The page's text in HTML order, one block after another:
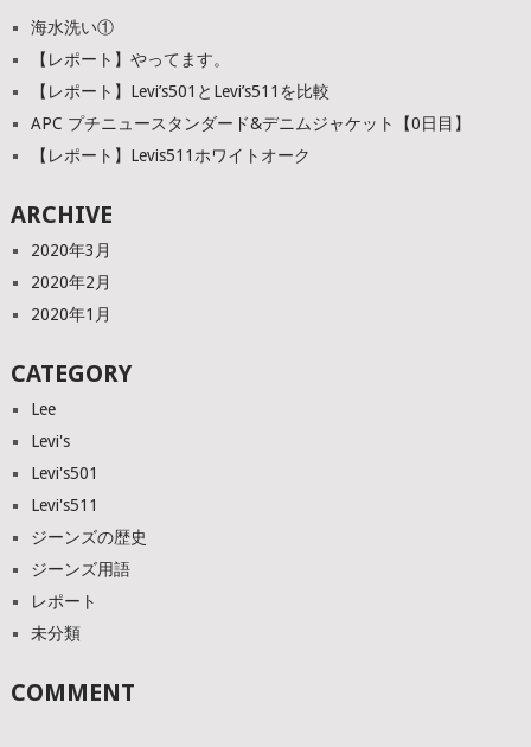
海水洗い①
【レポート】やってます。
【レポート】Levi’s501とLevi’s511を比較
APC プチニュースタンダード&デニムジャケット【0日目】
【レポート】Levis511ホワイトオーク
ARCHIVE
2020年3月
2020年2月
2020年1月
CATEGORY
Lee
Levi's
Levi's501
Levi's511
ジーンズの歴史
ジーンズ用語
レポート
未分類
COMMENT